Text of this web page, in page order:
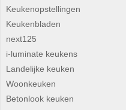
Keukenopstellingen
Keukenbladen
next125
i-luminate keukens
Landelijke keuken
Woonkeuken
Betonlook keuken